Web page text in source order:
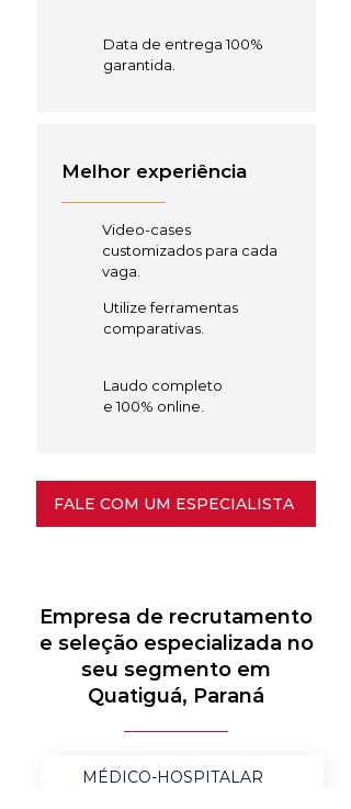
Data de entrega 100%
garantida.
Melhor experiência
Video-cases
customizados para cada
vaga.
Utilize ferramentas
comparativas.
Laudo completo
e 100% online.
FALE COM UM ESPECIALISTA
Empresa de recrutamento
e seleção especializada no
seu segmento em
Quatiguá, Paraná
MÉDICO-HOSPITALAR